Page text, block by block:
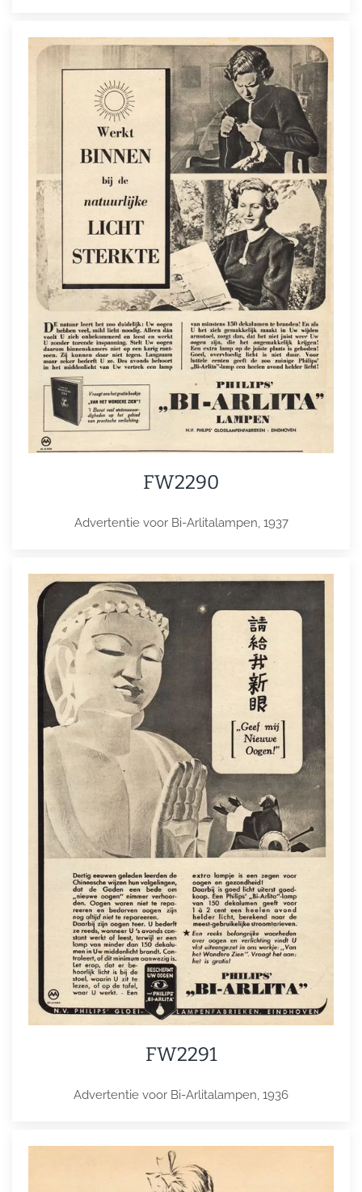
FW2290
Advertentie voor Bi-Arlitalampen, 1937
FW2291
Advertentie voor Bi-Arlitalampen, 1936